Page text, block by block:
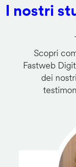
I nostri
Scopri
Fastweb
dei